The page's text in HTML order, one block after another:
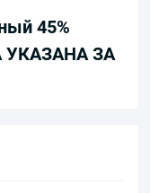
45%
УКАЗАНА ЗА